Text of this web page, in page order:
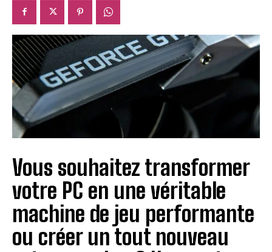
Vous souhaitez transformer
votre PC en une véritable
machine de jeu performante
ou créer un tout nouveau